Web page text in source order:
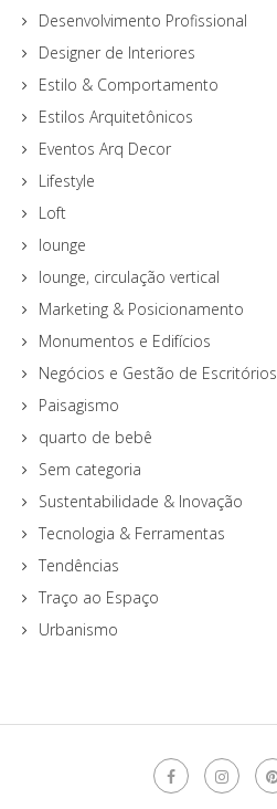
Desenvolvimento Profissional
Designer de Interiores
Estilo & Comportamento
Estilos Arquitetônicos
Eventos Arq Decor
Lifestyle
Loft
lounge
lounge, circulação vertical
Marketing & Posicionamento
Monumentos e Edifícios
Negócios e Gestão de Escritórios
Paisagismo
quarto de bebê
Sem categoria
Sustentabilidade & Inovação
Tecnologia & Ferramentas
Tendências
Traço ao Espaço
Urbanismo